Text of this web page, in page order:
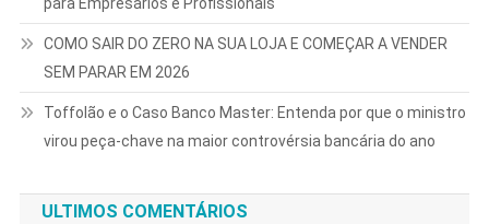
COMO SAIR DO ZERO NA SUA LOJA E COMEÇAR A VENDER
SEM PARAR EM 2026
Toffolão e o Caso Banco Master: Entenda por que o ministro
virou peça-chave na maior controvérsia bancária do ano
ULTIMOS COMENTÁRIOS